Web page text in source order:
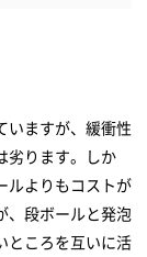
いますが、緩衝性
劣ります。しか
ルよりもコストが
、段ボールと発泡
ところを互いに活